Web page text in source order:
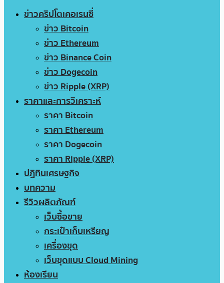
ข่าวคริปโตเคอเรนซี่
ข่าว Bitcoin
ข่าว Ethereum
ข่าว Binance Coin
ข่าว Dogecoin
ข่าว Ripple (XRP)
ราคาและการวิเคราะห์
ราคา Bitcoin
ราคา Ethereum
ราคา Dogecoin
ราคา Ripple (XRP)
ปฏิทินเศรษฐกิจ
บทความ
รีวิวผลิตภัณฑ์
เว็บซื้อขาย
กระเป๋าเก็บเหรียญ
เครื่องขุด
เว็บขุดแบบ Cloud Mining
ห้องเรียน